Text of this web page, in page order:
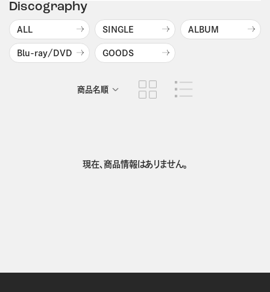
Discography
ALL SINGLE ALBUM
Blu-ray/DVD GOODS
商品名順
現在、商品情報はありません。